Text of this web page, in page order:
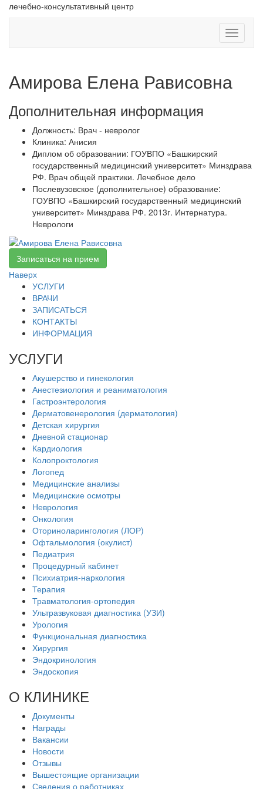
лечебно-консультативный центр
Амирова Елена Рависовна
Дополнительная информация
Должность: Врач - невролог
Клиника: Анисия
Диплом об образовании: ГОУВПО «Башкирский
государственный медицинский университет» Минздрава
РФ. Врач общей практики. Лечебное дело
Послевузовское (дополнительное) образование:
ГОУВПО «Башкирский государственный медицинский
университет» Минздрава РФ. 2013г. Интернатура.
Неврологи
Записаться на прием
Наверх
УСЛУГИ
ВРАЧИ
ЗАПИСАТЬСЯ
КОНТАКТЫ
ИНФОРМАЦИЯ
УСЛУГИ
Акушерство и гинекология
Анестезиология и реаниматология
Гастроэнтерология
Дерматовенерология (дерматология)
Детская хирургия
Дневной стационар
Кардиология
Колопроктология
Логопед
Медицинские анализы
Медицинские осмотры
Неврология
Онкология
Оториноларингология (ЛОР)
Офтальмология (окулист)
Педиатрия
Процедурный кабинет
Психиатрия-наркология
Терапия
Травматология-ортопедия
Ультразвуковая диагностика (УЗИ)
Урология
Функциональная диагностика
Хирургия
Эндокринология
Эндоскопия
О КЛИНИКЕ
Документы
Награды
Вакансии
Новости
Отзывы
Вышестоящие организации
Сведения о работниках